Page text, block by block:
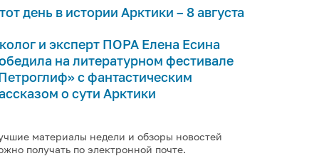
день в истории Арктики – 8 августа
и эксперт ПОРА Елена Есина
на литературном фестивале
с фантастическим
о сути Арктики
материалы недели и обзоры новостей
получать по электронной почте.